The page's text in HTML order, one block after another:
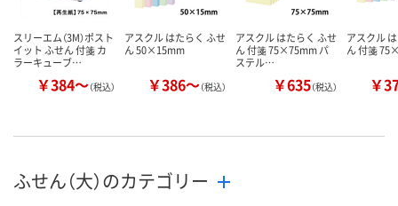
スリーエム（3M）ポスト
イット ふせん 付箋 カ
ラーキューブ…
￥384～（税込）
アスクル はたらく ふせ
ん 50×15mm
￥386～（税込）
アスクル はたらく ふせ
ん 付箋 75×75mm パ
ステル…
￥635（税込）
アスクル
ん 付箋
￥
ふせん（大）のカテゴリー